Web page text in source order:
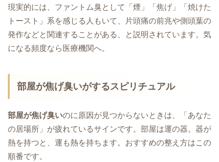
現実的には、ファントム臭として「煙」「焦げ」「焼けた
トースト」系を感じる人もいて、片頭痛の前兆や側頭葉の
発作などと関連することがある、と説明されています。気
になる頻度なら医療機関へ。
部屋が焦げ臭いがするスピリチュアル
部屋が焦げ臭いのに原因が見つからないときは、「あなた
の居場所」が疲れているサインです。部屋は運の器。器が
熱を持つと、運も熱を持ちます。おすすめの整え方はこの
順番です。